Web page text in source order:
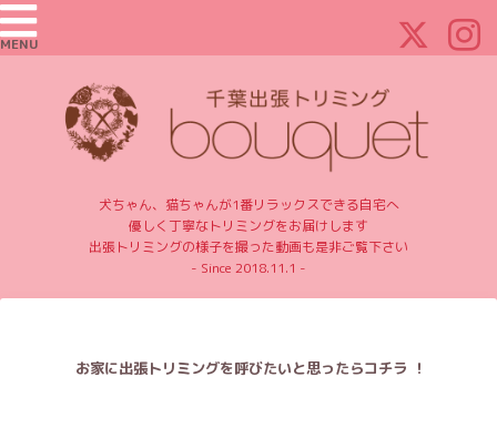
MENU
犬ちゃん、猫ちゃんが1番リラックスできる自宅へ
優しく丁寧なトリミングをお届けします
出張トリミングの様子を撮った動画も是非ご覧下さい
- Since 2018.11.1 -
お家に出張トリミングを呼びたいと思ったらコチラ ！